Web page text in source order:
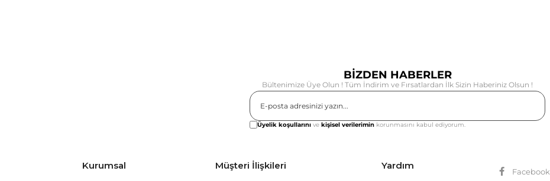
BİZDEN HABERLER
Bültenimize Üye Olun ! Tüm İndirim ve Fırsatlardan İlk Sizin Haberiniz Olsun !
Üyelik koşullarını ve kişisel verilerimin korunmasını kabul ediyorum.
Kurumsal Müşteri İlişkileri Yardım
Facebook